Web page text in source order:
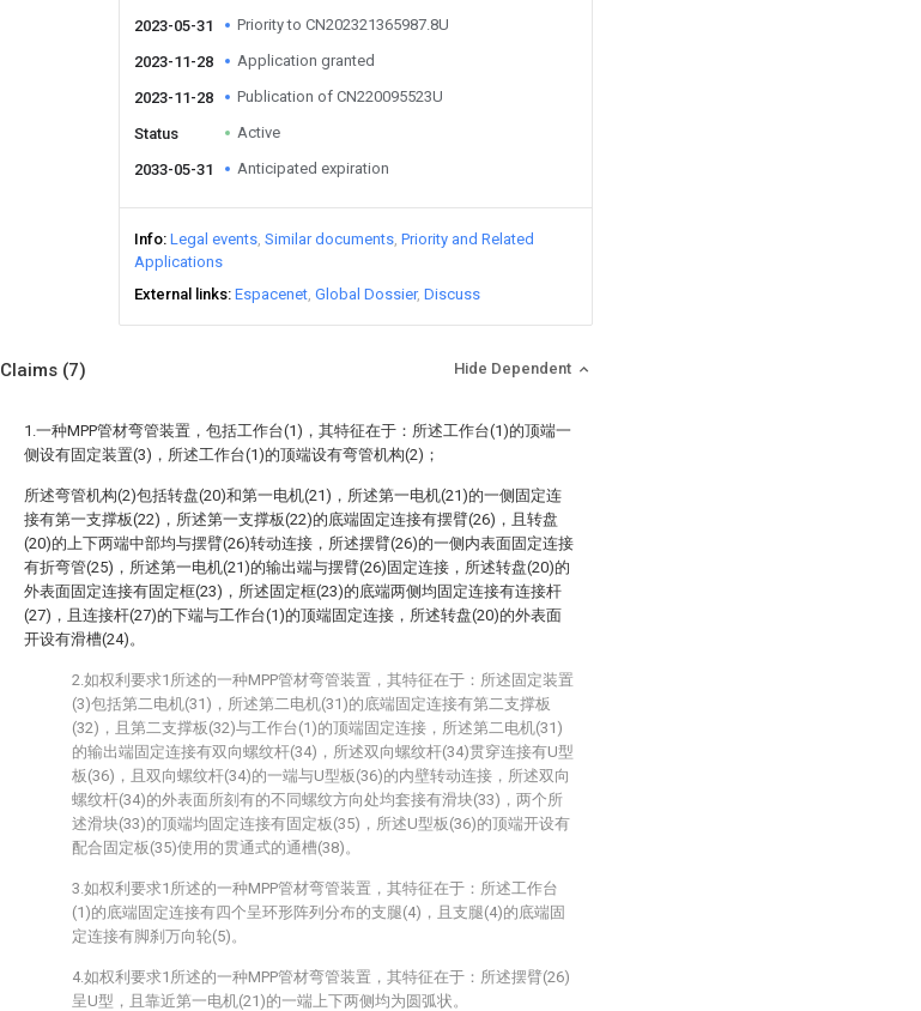
2023-05-31 Priority to CN202321365987.8U
2023-11-28 Application granted
2023-11-28 Publication of CN220095523U
Status Active
2033-05-31 Anticipated expiration
Info Legal events Similar documents Priority and Related
Applications
External links Espacenet Global Dossier Discuss
Claims (7) Hide Dependent
1.一种MPP管材弯管装置，包括工作台(1)，其特征在于：所述工作台(1)的顶端一
侧设有固定装置(3)，所述工作台(1)的顶端设有弯管机构(2)；
所述弯管机构(2)包括转盘(20)和第一电机(21)，所述第一电机(21)的一侧固定连
接有第一支撑板(22)，所述第一支撑板(22)的底端固定连接有摆臂(26)，且转盘
(20)的上下两端中部均与摆臂(26)转动连接，所述摆臂(26)的一侧内表面固定连接
有折弯管(25)，所述第一电机(21)的输出端与摆臂(26)固定连接，所述转盘(20)的
外表面固定连接有固定框(23)，所述固定框(23)的底端两侧均固定连接有连接杆
(27)，且连接杆(27)的下端与工作台(1)的顶端固定连接，所述转盘(20)的外表面
开设有滑槽(24)。
2.如权利要求1所述的一种MPP管材弯管装置，其特征在于：所述固定装置
(3)包括第二电机(31)，所述第二电机(31)的底端固定连接有第二支撑板
(32)，且第二支撑板(32)与工作台(1)的顶端固定连接，所述第二电机(31)
的输出端固定连接有双向螺纹杆(34)，所述双向螺纹杆(34)贯穿连接有U型
板(36)，且双向螺纹杆(34)的一端与U型板(36)的内壁转动连接，所述双向
螺纹杆(34)的外表面所刻有的不同螺纹方向处均套接有滑块(33)，两个所
述滑块(33)的顶端均固定连接有固定板(35)，所述U型板(36)的顶端开设有
配合固定板(35)使用的贯通式的通槽(38)。
3.如权利要求1所述的一种MPP管材弯管装置，其特征在于：所述工作台
(1)的底端固定连接有四个呈环形阵列分布的支腿(4)，且支腿(4)的底端固
定连接有脚刹万向轮(5)。
4.如权利要求1所述的一种MPP管材弯管装置，其特征在于：所述摆臂(26)
呈U型，且靠近第一电机(21)的一端上下两侧均为圆弧状。